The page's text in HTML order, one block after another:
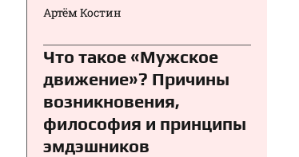
Артём Костин
Что такое «Мужское
движение»? Причины
возникновения,
философия и принципы
эмдэшников